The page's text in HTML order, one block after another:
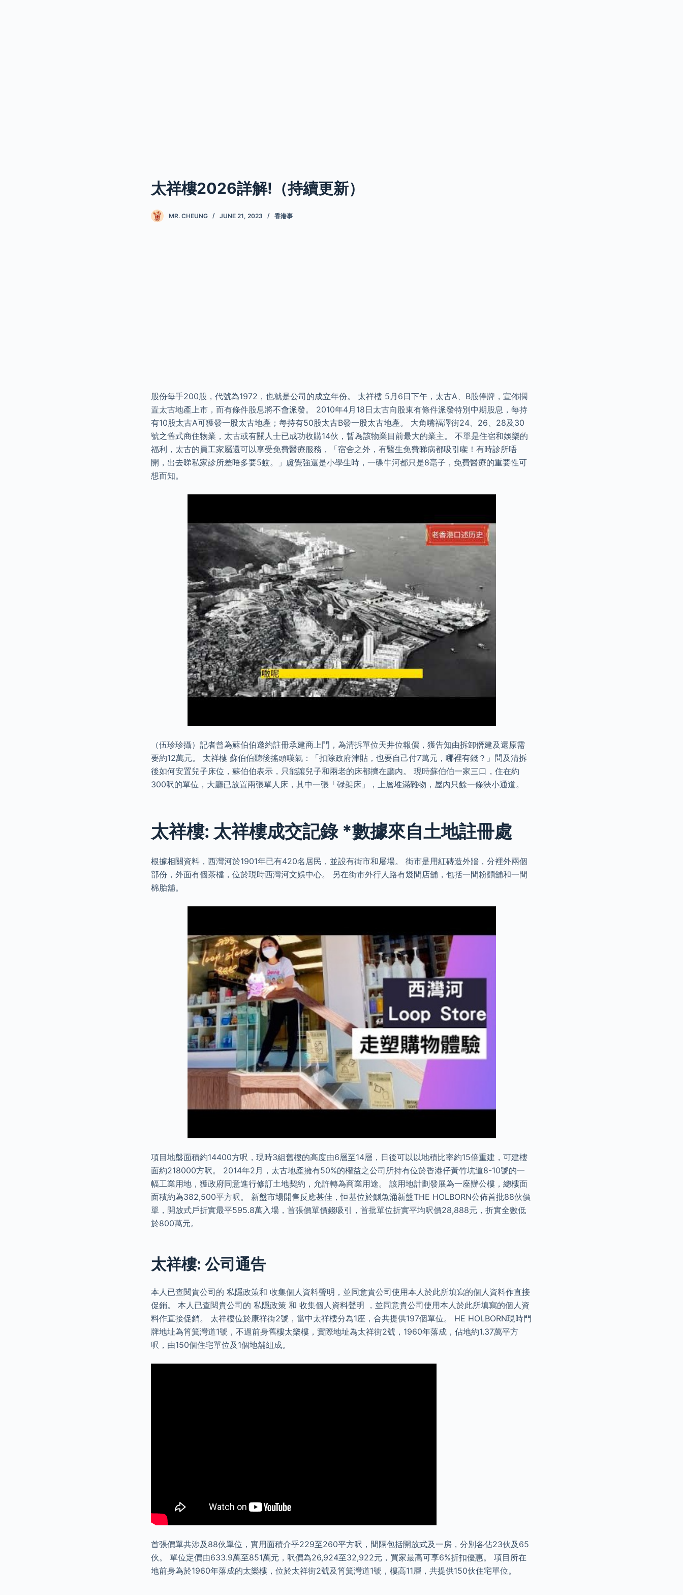
太祥樓2026詳解!（持續更新）
MR. CHEUNG JUNE 21, 2023 香港事
股份每手200股，代號為1972，也就是公司的成立年份。 太祥樓 5月6日下午，太古A、B股停牌，宣佈擱
置太古地產上市，而有條件股息將不會派發。 2010年4月18日太古向股東有條件派發特別中期股息，每持
有10股太古A可獲發一股太古地產；每持有50股太古B發一股太古地產。 大角嘴福澤街24、26、28及30
號之舊式商住物業，太古或有關人士已成功收購14伙，暫為該物業目前最大的業主。 不單是住宿和娛樂的
福利，太古的員工家屬還可以享受免費醫療服務，「宿舍之外，有醫生免費睇病都吸引㗎！有時診所唔
開，出去睇私家診所差唔多要5蚊。」盧覺強還是小學生時，一碟牛河都只是8毫子，免費醫療的重要性可
想而知。
（伍珍珍攝）記者曾為蘇伯伯邀約註冊承建商上門，為清拆單位天井位報價，獲告知由拆卸僭建及還原需
要約12萬元。 太祥樓 蘇伯伯聽後搖頭嘆氣：「扣除政府津貼，也要自己付7萬元，哪裡有錢？」問及清拆
後如何安置兒子床位，蘇伯伯表示，只能讓兒子和兩老的床都擠在廳內。 現時蘇伯伯一家三口，住在約
300呎的單位，大廳已放置兩張單人床，其中一張「碌架床」，上層堆滿雜物，屋內只餘一條狹小通道。
太祥樓: 太祥樓成交記錄 *數據來自土地註冊處
根據相關資料，西灣河於1901年已有420名居民，並設有街市和屠場。 街市是用紅磚造外牆，分裡外兩個
部份，外面有個茶檔，位於現時西灣河文娛中心。 另在街市外行人路有幾間店舖，包括一間粉麵舖和一間
棉胎舖。
項目地盤面積約14400方呎，現時3組舊樓的高度由6層至14層，日後可以以地積比率約15倍重建，可建樓
面約218000方呎。 2014年2月，太古地產擁有50%的權益之公司所持有位於香港仔黃竹坑道8-10號的一
幅工業用地，獲政府同意進行修訂土地契約，允許轉為商業用途。 該用地計劃發展為一座辦公樓，總樓面
面積約為382,500平方呎。 新盤市場開售反應甚佳，恒基位於鰂魚涌新盤THE HOLBORN公佈首批88伙價
單，開放式戶折實最平595.8萬入場，首張價單價錢吸引，首批單位折實平均呎價28,888元，折實全數低
於800萬元。
太祥樓: 公司通告
本人已查閱貴公司的 私隱政策和 收集個人資料聲明，並同意貴公司使用本人於此所填寫的個人資料作直接
促銷。 本人已查閱貴公司的 私隱政策 和 收集個人資料聲明 ，並同意貴公司使用本人於此所填寫的個人資
料作直接促銷。 太祥樓位於康祥街2號，當中太祥樓分為1座，合共提供197個單位。 HE HOLBORN現時門
牌地址為筲箕灣道1號，不過前身舊樓太樂樓，實際地址為太祥街2號，1960年落成，佔地約1.37萬平方
呎，由150個住宅單位及1個地舖組成。
首張價單共涉及88伙單位，實用面積介乎229至260平方呎，間隔包括開放式及一房，分別各佔23伙及65
伙。 單位定價由633.9萬至851萬元，呎價為26,924至32,922元，買家最高可享6%折扣優惠。 項目所在
地前身為於1960年落成的太樂樓，位於太祥街2號及筲箕灣道1號，樓高11層，共提供150伙住宅單位。